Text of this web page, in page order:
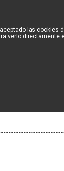
las cookies
verlo directamente